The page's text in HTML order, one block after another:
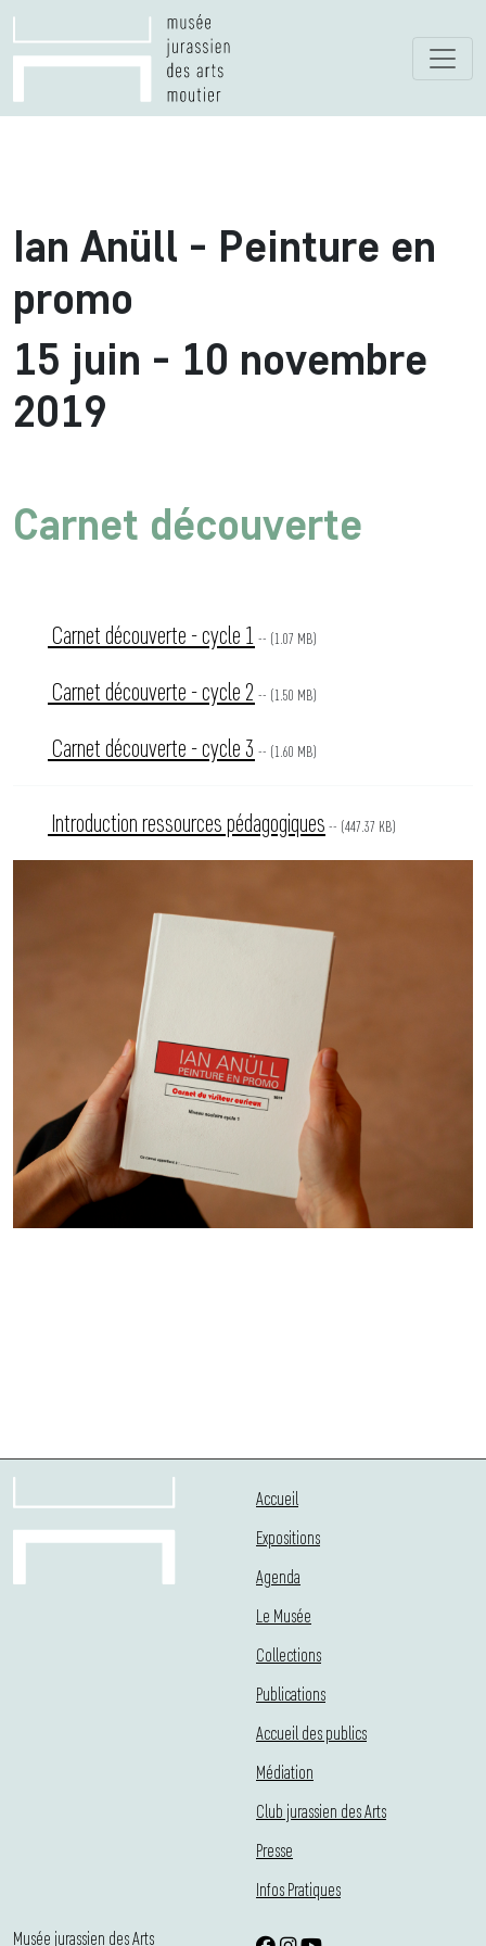
Ian Anüll - Peinture en
promo
15 juin - 10 novembre
2019
Carnet découverte
Carnet découverte - cycle 1 -- (1.07 MB)
Carnet découverte - cycle 2 -- (1.50 MB)
Carnet découverte - cycle 3 -- (1.60 MB)
Introduction ressources pédagogiques -- (447.37 KB)
Accueil
Expositions
Agenda
Le Musée
Collections
Publications
Accueil des publics
Médiation
Club jurassien des Arts
Presse
Infos Pratiques
Musée jurassien des Arts